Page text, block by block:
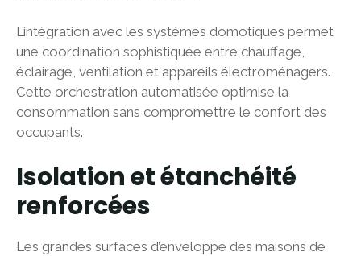
L’intégration avec les systèmes domotiques permet
une coordination sophistiquée entre chauffage,
éclairage, ventilation et appareils électroménagers.
Cette orchestration automatisée optimise la
consommation sans compromettre le confort des
occupants.
Isolation et étanchéité
renforcées
Les grandes surfaces d’enveloppe des maisons de